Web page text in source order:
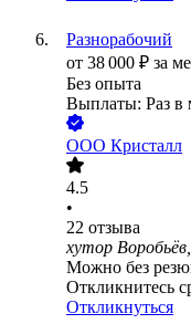
Разнорабочий
от 38 000 ₽ за
Без опыта
Выплаты: Раз в
ООО Кристалл
4.5
•
22 отзыва
хутор
Можно без
Откликнитесь
Откликнуться